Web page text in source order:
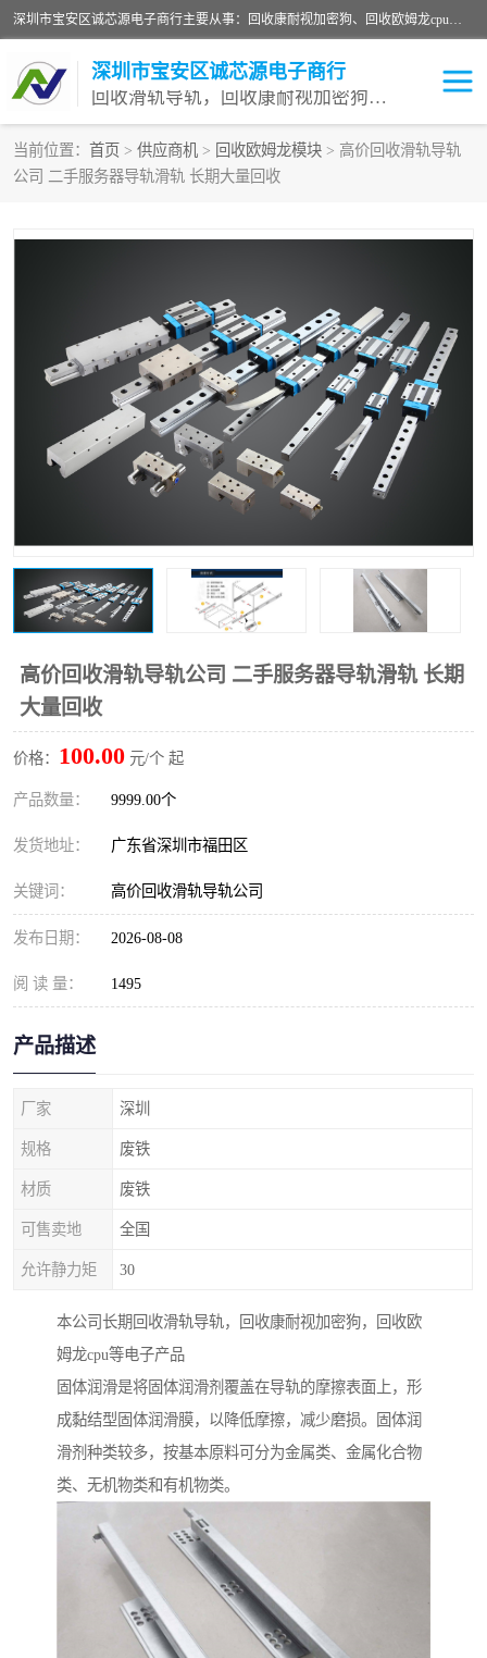
深圳市宝安区诚芯源电子商行主要从事：回收康耐视加密狗、回收欧姆龙cpu、回收欧姆龙模块等 一站式收购,能迅速便捷为客户消化库存、减少仓储、回笼资金，我们交易灵活方便，现金支付，价格优势合理，在业务方面赢得广大客户的一致好评 热情欢迎有库存需要处理的客户 请尽快联系我们
深圳市宝安区诚芯源电子商行
回收滑轨导轨，回收康耐视加密狗，回收欧姆龙PLC
当前位置： 首页 > 供应商机 > 回收欧姆龙模块 > 高价回收滑轨导轨
公司 二手服务器导轨滑轨 长期大量回收
高价回收滑轨导轨公司 二手服务器导轨滑轨 长期
大量回收
价格： 100.00 元/个 起
产品数量： 9999.00个
发货地址： 广东省深圳市福田区
关键词： 高价回收滑轨导轨公司
发布日期： 2026-08-08
阅 读 量： 1495
产品描述
厂家 深圳
规格 废铁
材质 废铁
可售卖地 全国
允许静力矩 30
本公司长期回收滑轨导轨，回收康耐视加密狗，回收欧
姆龙cpu等电子产品
固体润滑是将固体润滑剂覆盖在导轨的摩擦表面上，形
成黏结型固体润滑膜，以降低摩擦，减少磨损。固体润
滑剂种类较多，按基本原料可分为金属类、金属化合物
类、无机物类和有机物类。
回收欧姆龙模块 回收康耐视加密狗
回收欧姆龙cpu